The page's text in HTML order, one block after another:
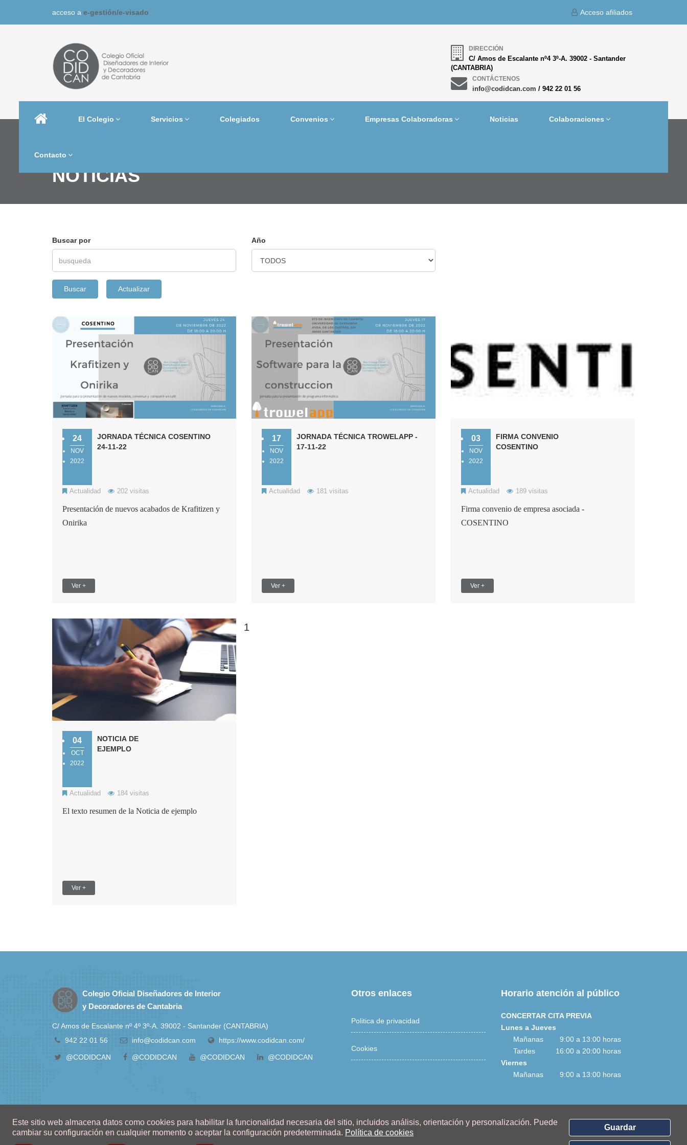
Este sitio web almacena datos como cookies para habilitar la funcionalidad necesaria del sitio, incluidos análisis, orientación y personalización. Puede
cambiar su configuración en cualquier momento o aceptar la configuración predeterminada. Política de cookies
Guardar
acceso a e-gestión/e-visado Acceso afiliados
DIRECCIÓN
C/ Amos de Escalante nº4 3º-A. 39002 - Santander
(CANTABRIA)
CONTÁCTENOS
info@codidcan.com / 942 22 01 56
El Colegio Servicios Colegiados Convenios Empresas Colaboradoras Noticias Colaboraciones
Contacto
NOTICIAS
Buscar por Año
24
NOV
2022
JORNADA TÉCNICA COSENTINO
24-11-22
Actualidad 202 visitas
Presentación de nuevos acabados de Krafitizen y
Onirika
Ver +
17
NOV
2022
JORNADA TÉCNICA TROWELAPP -
17-11-22
Actualidad 181 visitas
Ver +
03
NOV
2022
FIRMA CONVENIO
COSENTINO
Actualidad 189 visitas
Firma convenio de empresa asociada -
COSENTINO
Ver +
04
OCT
2022
NOTICIA DE
EJEMPLO
Actualidad 184 visitas
El texto resumen de la Noticia de ejemplo
Ver +
1
Colegio Oficial Diseñadores de Interior
y Decoradores de Cantabria
C/ Amos de Escalante nº 4º 3º-A. 39002 - Santander (CANTABRIA)
942 22 01 56
info@codidcan.com https://www.codidcan.com/
@CODIDCAN @CODIDCAN @CODIDCAN @CODIDCAN
Otros enlaces
Politica de privacidad
Cookies
Horario atención al público
CONCERTAR CITA PREVIA
Lunes a Jueves
Mañanas 9:00 a 13:00 horas
Tardes 16:00 a 20:00 horas
Viernes
Mañanas 9:00 a 13:00 horas